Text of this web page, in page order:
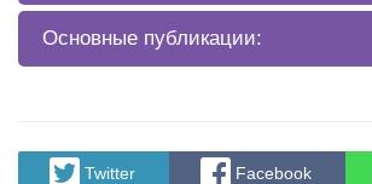
Основные публикации:
Twitter Facebook